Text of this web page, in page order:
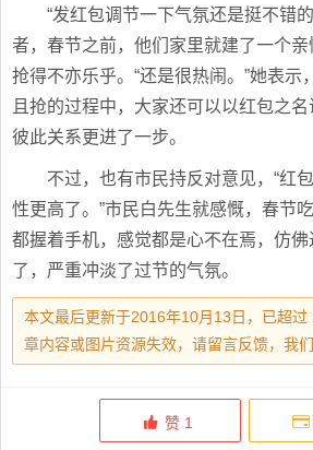
“发红包调节一下气氛还是挺不错
者，春节之前，他们家里就建了一个
抢得不亦乐乎。“还是很热闹。”她表示
且抢的过程中，大家还可以以红包之
彼此关系更进了一步。
不过，也有市民持反对意见，“红
性更高了。”市民白先生就感慨，春节
都握着手机，感觉都是心不在焉，仿
了，严重冲淡了过节的气氛。
本文最后更新于2016年10月13日，已超
章内容或图片资源失效，请留言反馈，我
赞 1